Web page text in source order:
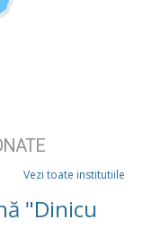
Vezi toate institutiile
"Dinicu